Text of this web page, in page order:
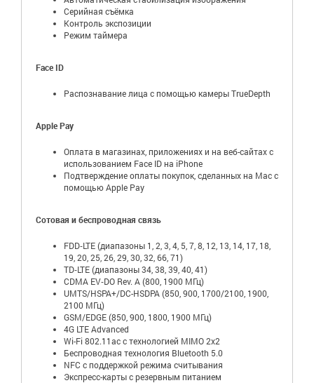
Серийная съëмка
Контроль экспозиции
Режим таймера
Face ID
Распознавание лица с помощью камеры TrueDepth
Apple Pay
Оплата в магазинах, приложениях и на веб-сайтах с
использованием Face ID на iPhone
Подтверждение оплаты покупок, сделанных на Mac с
помощью Apple Pay
Сотовая и беспроводная связь
FDD‑LTE (диапазоны 1, 2, 3, 4, 5, 7, 8, 12, 13, 14, 17, 18,
19, 20, 25, 26, 29, 30, 32, 66, 71)
TD‑LTE (диапазоны 34, 38, 39, 40, 41)
CDMA EV‑DO Rev. A (800, 1900 МГц)
UMTS/HSPA+/DC-HSDPA (850, 900, 1700/2100, 1900,
2100 МГц)
GSM/EDGE (850, 900, 1800, 1900 МГц)
4G LTE Advanced
Wi-Fi 802.11ac с технологией MIMO 2x2
Беспроводная технология Bluetooth 5.0
NFC с поддержкой режима считывания
Экспресс-карты с резервным питанием